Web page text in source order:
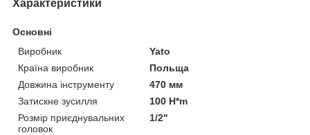
Характеристики
Основні
Виробник
Yato
Країна виробник
Польща
Довжина інструменту
470 мм
Затискне зусилля
100 H*m
Розмір приєднувальних
головок
1/2"